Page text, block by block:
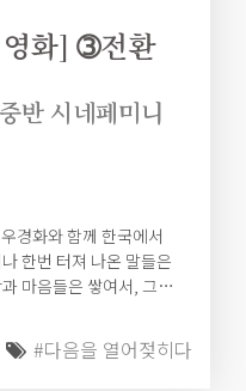
화] ➂전환
반 시네페미니
경화와 함께 한국에서
한번 터져 나온 말들은
마음들은 쌓여서, 그
기들을 나눌 수 있는
#다음을 열어젖히다